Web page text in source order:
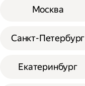
Москва
Санкт-Петербург
Екатеринбург